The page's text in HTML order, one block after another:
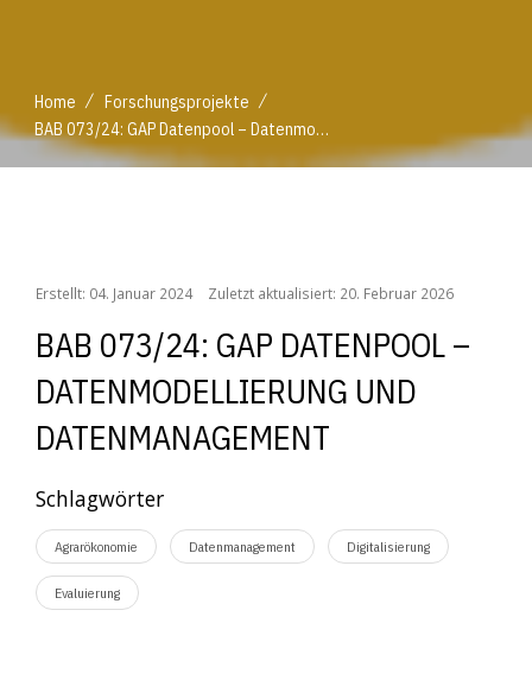
Home / Forschungsprojekte /
BAB 073/24: GAP Datenpool – Datenmodellierung und Datenmanagement
Erstellt: 04. Januar 2024 Zuletzt aktualisiert: 20. Februar 2026
BAB 073/24: GAP DATENPOOL –
DATENMODELLIERUNG UND
DATENMANAGEMENT
Schlagwörter
Agrarökonomie Datenmanagement Digitalisierung
Evaluierung